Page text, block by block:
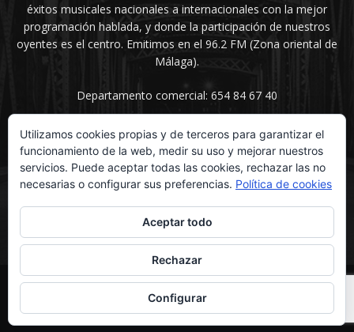
éxitos musicales nacionales a internacionales con la mejor
programación hablada, y donde la participación de nuestros
oyentes es el centro. Emitimos en el 96.2 FM (Zona oriental de
Málaga).
Departamento comercial: 654 84 67 40
SÍGUENOS
© UNIMEDIOS - Agencia de Marketing en Vélez-Málaga 2026
Inicio Secciones La voz del sentimiento Contacta
Utilizamos cookies propias y de terceros para garantizar el
funcionamiento de la web, medir su uso y mejorar nuestros
servicios. Puede aceptar todas las cookies, rechazar las no
necesarias o configurar sus preferencias. Política de cookies
Aceptar todo
Rechazar
Configurar